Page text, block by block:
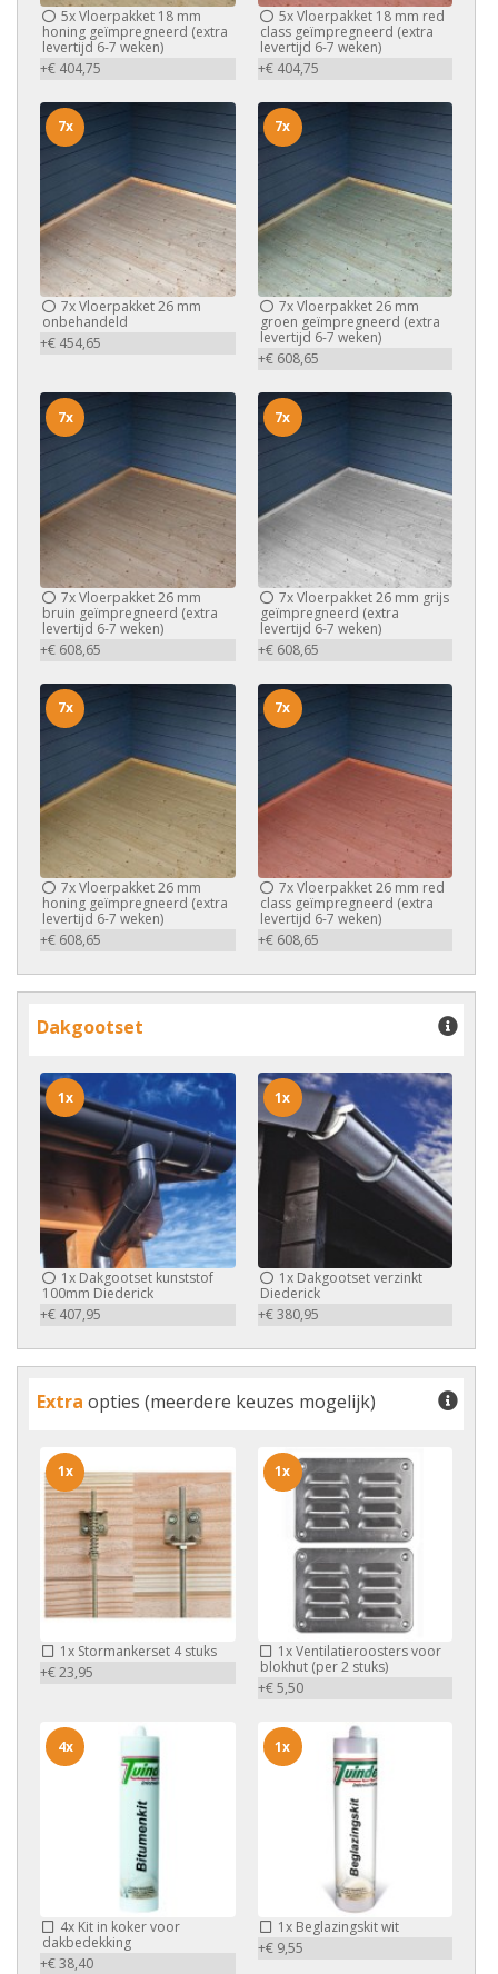
5xVloerpakket 18 mm
honing geïmpregneerd (extra
levertijd 6-7 weken)
+€ 404,75
5xVloerpakket 18 mm red
class geïmpregneerd (extra
levertijd 6-7 weken)
+€ 404,75
7xVloerpakket 26 mm
onbehandeld
+€ 454,65
7x
7xVloerpakket 26 mm
groen geïmpregneerd (extra
levertijd 6-7 weken)
+€ 608,65
7x
7xVloerpakket 26 mm
bruin geïmpregneerd (extra
levertijd 6-7 weken)
+€ 608,65
7x
7xVloerpakket 26 mm grijs
geïmpregneerd (extra
levertijd 6-7 weken)
+€ 608,65
7x
7xVloerpakket 26 mm
honing geïmpregneerd (extra
levertijd 6-7 weken)
+€ 608,65
7x
7xVloerpakket 26 mm red
class geïmpregneerd (extra
levertijd 6-7 weken)
+€ 608,65
7x
Dakgootset
1x Dakgootset kunststof
100mm Diederick
+€ 407,95
1x
1xDakgootset verzinkt
Diederick
+€ 380,95
1x
Extra opties (meerdere keuzes mogelijk)
1x Stormankerset 4 stuks
+€ 23,95
1x
1xVentilatieroosters voor
blokhut (per 2 stuks)
+€ 5,50
1x
4x Kit in koker voor
dakbedekking
+€ 38,40
4x
1xBeglazingskit wit
+€ 9,55
1x